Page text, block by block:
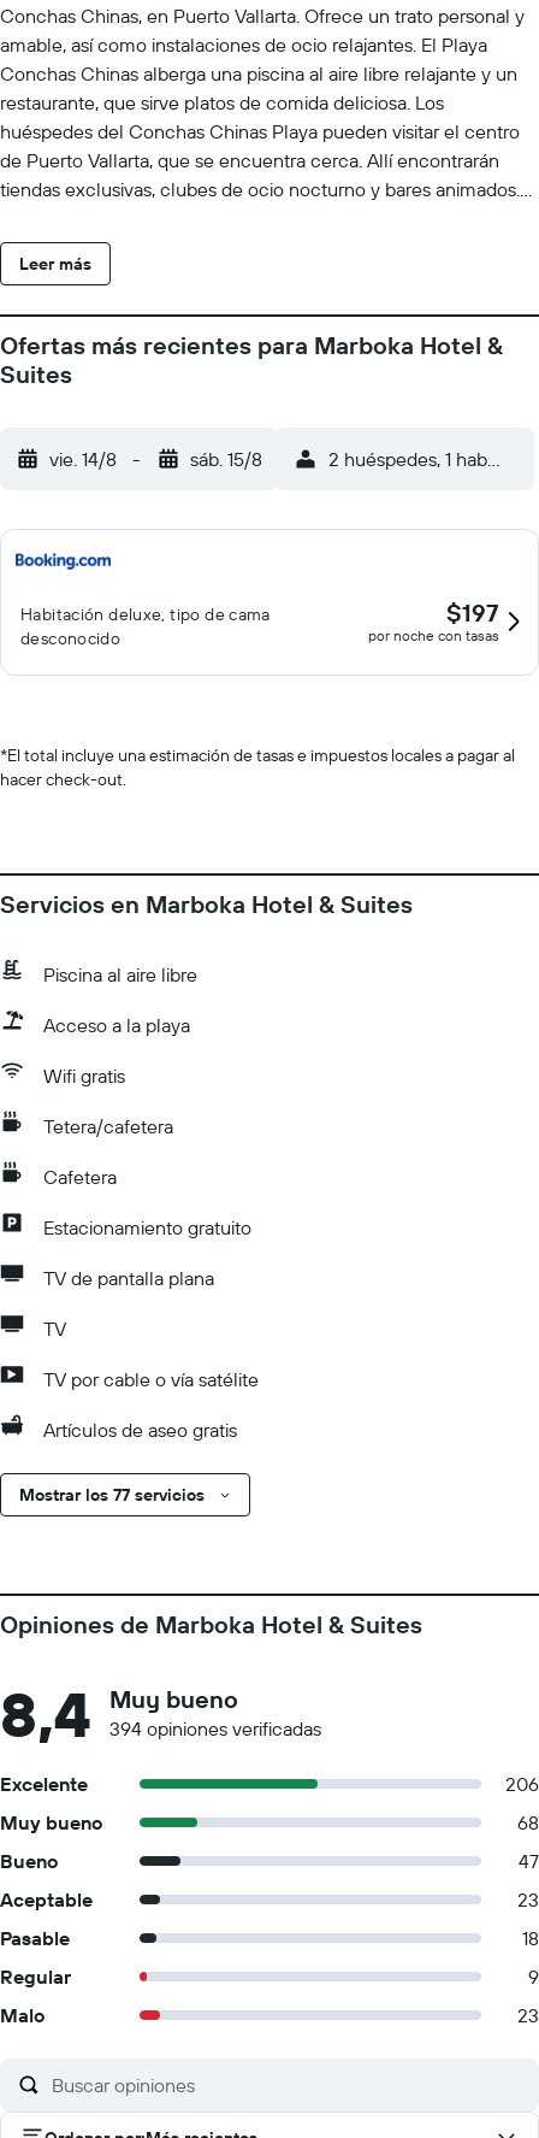
Conchas Chinas, en Puerto Vallarta. Ofrece un trato personal y
amable, así como instalaciones de ocio relajantes. El Playa
Conchas Chinas alberga una piscina al aire libre relajante y un
restaurante, que sirve platos de comida deliciosa. Los
huéspedes del Conchas Chinas Playa pueden visitar el centro
de Puerto Vallarta, que se encuentra cerca. Allí encontrarán
tiendas exclusivas, clubes de ocio nocturno y bares animados.
deportes acuáticos.
Leer más
Ofertas más recientes para Marboka Hotel &
Suites
vie. 14/8 - sáb. 15/8 2 huéspedes, 1
Habitación deluxe, tipo de cama
desconocido
$197
por noche con tasas
*El total incluye una estimación de tasas e impuestos locales a pagar al
hacer check-out.
Servicios en Marboka Hotel & Suites
Piscina al aire libre
Acceso a la playa
Wifi gratis
Tetera/cafetera
Cafetera
Estacionamiento gratuito
TV de pantalla plana
TV
TV por cable o vía satélite
Artículos de aseo gratis
Mostrar los 77 servicios
Opiniones de Marboka Hotel & Suites
8,4 Muy bueno
394 opiniones verificadas
Excelente
206
Muy bueno
68
Bueno
47
Aceptable
23
Pasable
18
Regular
9
Malo
23